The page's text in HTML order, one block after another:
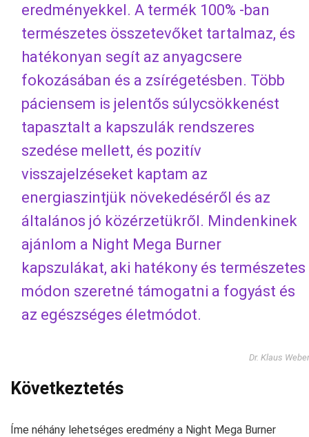
eredményekkel. A termék 100% -ban
természetes összetevőket tartalmaz, és
hatékonyan segít az anyagcsere
fokozásában és a zsírégetésben. Több
páciensem is jelentős súlycsökkenést
tapasztalt a kapszulák rendszeres
szedése mellett, és pozitív
visszajelzéseket kaptam az
energiaszintjük növekedéséről és az
általános jó közérzetükről. Mindenkinek
ajánlom a Night Mega Burner
kapszulákat, aki hatékony és természetes
módon szeretné támogatni a fogyást és
az egészséges életmódot.
Dr. Klaus Weber
Következtetés
Íme néhány lehetséges eredmény a Night Mega Burner